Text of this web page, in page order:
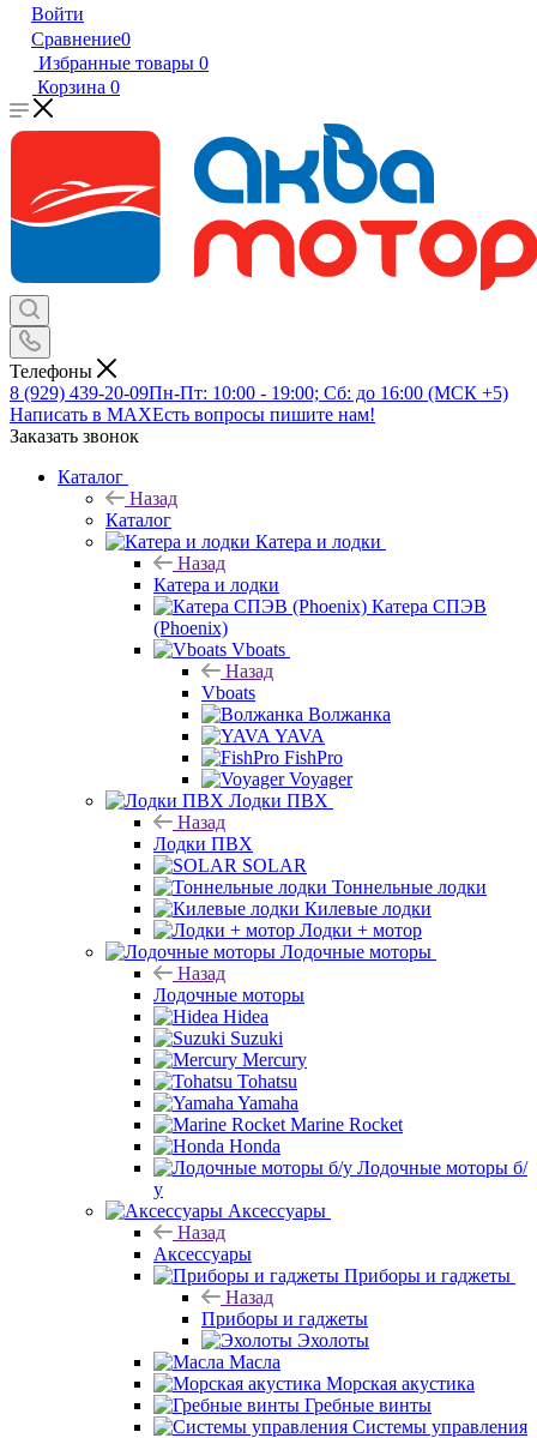
Войти
Сравнение0
Избранные товары 0
Корзина 0
Телефоны
8 (929) 439-20-09Пн-Пт: 10:00 - 19:00; Сб: до 16:00 (МСК +5)
Написать в MAXЕсть вопросы пишите нам!
Заказать звонок
Каталог
Назад
Каталог
Катера и лодки
Назад
Катера и лодки
Катера СПЭВ
(Phoenix)
Vboats
Назад
Vboats
Волжанка
YAVA
FishPro
Voyager
Лодки ПВХ
Назад
Лодки ПВХ
SOLAR
Тоннельные лодки
Килевые лодки
Лодки + мотор
Лодочные моторы
Назад
Лодочные моторы
Hidea
Suzuki
Mercury
Tohatsu
Yamaha
Marine Rocket
Honda
Лодочные моторы б/
у
Аксессуары
Назад
Аксессуары
Приборы и гаджеты
Назад
Приборы и гаджеты
Эхолоты
Масла
Морская акустика
Гребные винты
Системы управления